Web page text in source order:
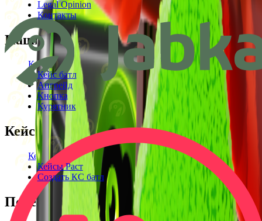
Legal Opinion
Контакты
Наши режимы
Кейсы
Кейс батл
Апгрейд
Кнопка
Курятник
Кейсы
Кейсы КС2
Кейсы Раст
Создать КС батл
Полезное